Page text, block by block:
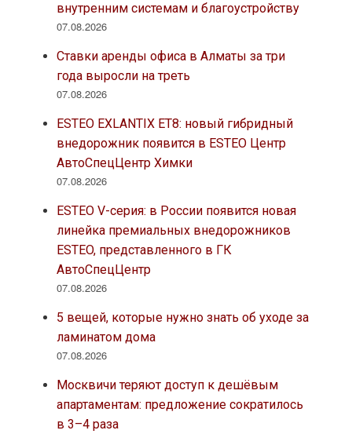
внутренним системам и благоустройству
07.08.2026
Ставки аренды офиса в Алматы за три
года выросли на треть
07.08.2026
ESTEO EXLANTIX ET8: новый гибридный
внедорожник появится в ESTEO Центр
АвтоСпецЦентр Химки
07.08.2026
ESTEO V-серия: в России появится новая
линейка премиальных внедорожников
ESTEO, представленного в ГК
АвтоСпецЦентр
07.08.2026
5 вещей, которые нужно знать об уходе за
ламинатом дома
07.08.2026
Москвичи теряют доступ к дешёвым
апартаментам: предложение сократилось
в 3–4 раза